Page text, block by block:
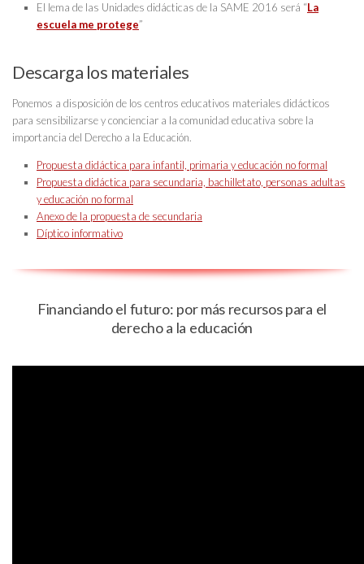
El lema de las Unidades didácticas de la SAME 2016 será “La
escuela me protege”
Descarga los materiales
Ponemos a disposición de los centros educativos materiales didácticos
para sensibilizarse y concienciar a la comunidad educativa sobre la
importancia del Derecho a la Educación.
Propuesta didáctica para infantil, primaria y educación no formal
Propuesta didáctica para secundaria, bachilletato, personas adultas
y educación no formal
Anexo de la propuesta de secundaria
Díptico informativo
Financiando el futuro: por más recursos para el
derecho a la educación